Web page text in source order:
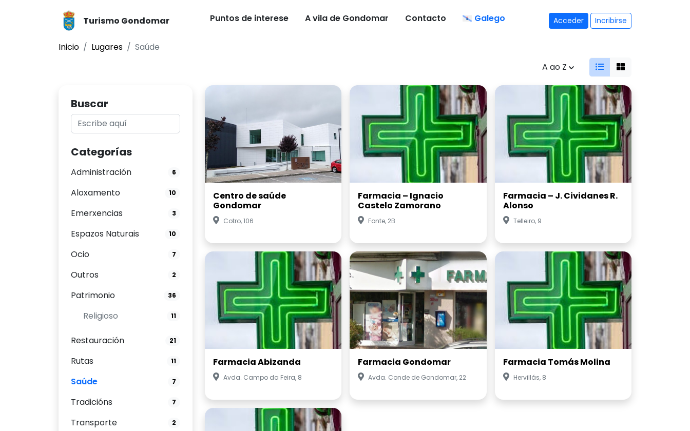
Turismo Gondomar Puntos de interese A vila de Gondomar Contacto Galego Acceder Incribirse
Inicio Lugares
Saúde
A ao Z
Buscar
Categorías
Administración 6
Aloxamento 10
Emerxencias 3
Espazos Naturais 10
Ocio 7
Outros 2
Patrimonio 36
Religioso 11
Restauración 21
Rutas 11
Saúde 7
Tradicións 7
Transporte 2
Centro de saúde
Gondomar
Cotro, 106
Farmacia – Ignacio
Castelo Zamorano
Fonte, 2B
Farmacia – J. Cividanes R.
Alonso
Telleiro, 9
Farmacia Abizanda
Avda. Campo da Feira, 8
Farmacia Gondomar
Avda. Conde de Gondomar, 22
Farmacia Tomás Molina
Hervillás, 8